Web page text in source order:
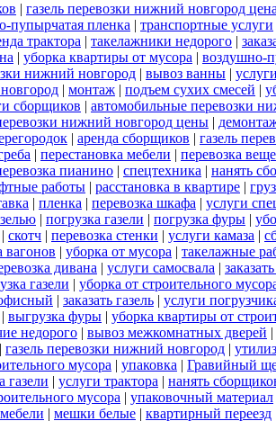
| газель перевозки нижний новгород
пупырчатая пленка | транспортные услуги
трактора | такелажники недорого |
| уборка квартиры от мусора | воздушно-
нижний новгород | вывоз ванны |
| монтаж | подъем сухих смесей |
сборщиков | автомобильные перевозки
нижний новгород цены |
| аренда сборщиков | газель
| перестановка мебели | перевозка
пианино | спецтехника | нанять
работы | расстановка в квартире |
| пленка | перевозка шкафа | услуги
| погрузка газели | погрузка фуры |
| скотч | перевозка стенки | услуги камаза |
вагонов | уборка от мусора | такелажные
дивана | услуги самосвала |
газели | уборка от строительного
| заказать газель | услуги
| выгрузка фуры | уборка квартиры от
недорого | вывоз межкомнатных дверей |
| газель перевозки нижний новгород |
мусора | упаковка | Гравийный
газели | услуги трактора | нанять
мусора | упаковочный материал
| мешки белые | квартирный переезд